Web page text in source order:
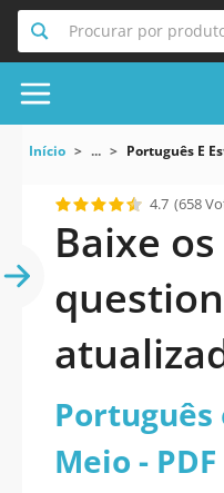
Procurar por
Início ... Português E
4.7 (658
Baixe os
do Meio
Português
Meio - PDF